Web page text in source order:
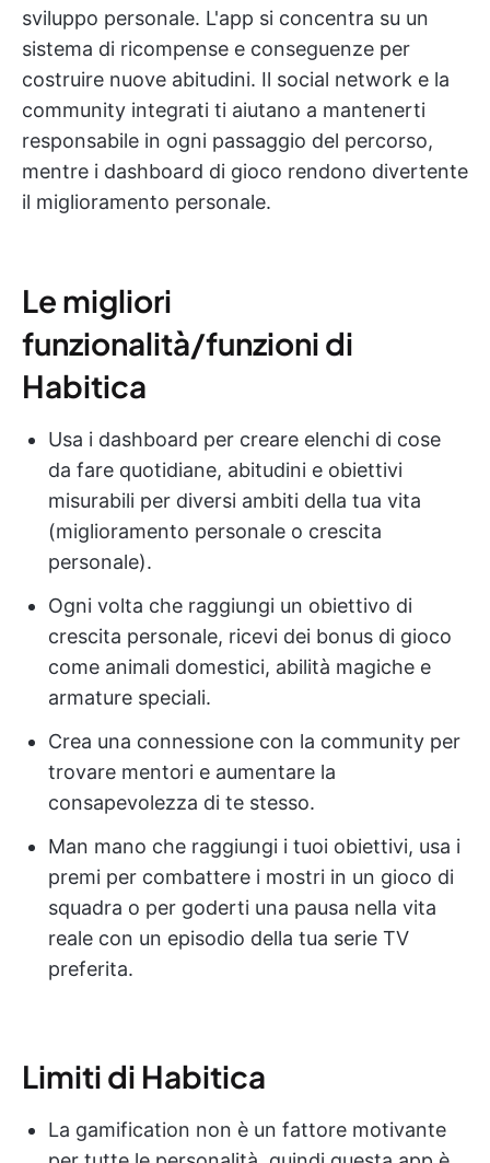
sviluppo personale. L'app si concentra su un
sistema di ricompense e conseguenze per
costruire nuove abitudini. Il social network e la
community integrati ti aiutano a mantenerti
responsabile in ogni passaggio del percorso,
mentre i dashboard di gioco rendono divertente
il miglioramento personale.
Le migliori
funzionalità/funzioni di
Habitica
Usa i dashboard per creare elenchi di cose
da fare quotidiane, abitudini e obiettivi
misurabili per diversi ambiti della tua vita
(miglioramento personale o crescita
personale).
Ogni volta che raggiungi un obiettivo di
crescita personale, ricevi dei bonus di gioco
come animali domestici, abilità magiche e
armature speciali.
Crea una connessione con la community per
trovare mentori e aumentare la
consapevolezza di te stesso.
Man mano che raggiungi i tuoi obiettivi, usa i
premi per combattere i mostri in un gioco di
squadra o per goderti una pausa nella vita
reale con un episodio della tua serie TV
preferita.
Limiti di Habitica
La gamification non è un fattore motivante